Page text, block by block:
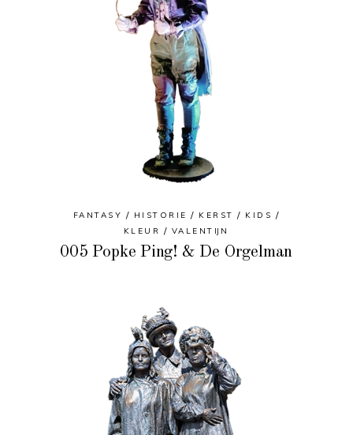
FANTASY HISTORIE KERST
KIDS
KLEUR
VALENTIJN
005 Popke Ping! & De Orgelman